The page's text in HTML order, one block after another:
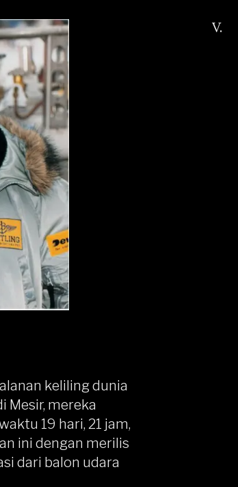
keliling dunia
Mesir, mereka
19 hari, 21 jam,
ini dengan merilis
dari balon udara
V.